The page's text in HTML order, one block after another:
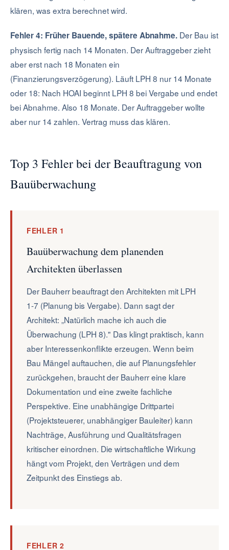
klären, was extra berechnet wird.
Fehler 4: Früher Bauende, spätere Abnahme. Der Bau ist
physisch fertig nach 14 Monaten. Der Auftraggeber zieht
aber erst nach 18 Monaten ein
(Finanzierungsverzögerung). Läuft LPH 8 nur 14 Monate
oder 18: Nach HOAI beginnt LPH 8 bei Vergabe und endet
bei Abnahme. Also 18 Monate. Der Auftraggeber wollte
aber nur 14 zahlen. Vertrag muss das klären.
Top 3 Fehler bei der Beauftragung von
Bauüberwachung
FEHLER 1
Bauüberwachung dem planenden
Architekten überlassen
Der Bauherr beauftragt den Architekten mit LPH
1-7 (Planung bis Vergabe). Dann sagt der
Architekt: „Natürlich mache ich auch die
Überwachung (LPH 8)." Das klingt praktisch, kann
aber Interessenkonflikte erzeugen. Wenn beim
Bau Mängel auftauchen, die auf Planungsfehler
zurückgehen, braucht der Bauherr eine klare
Dokumentation und eine zweite fachliche
Perspektive. Eine unabhängige Drittpartei
(Projektsteuerer, unabhängiger Bauleiter) kann
Nachträge, Ausführung und Qualitätsfragen
kritischer einordnen. Die wirtschaftliche Wirkung
hängt vom Projekt, den Verträgen und dem
Zeitpunkt des Einstiegs ab.
FEHLER 2